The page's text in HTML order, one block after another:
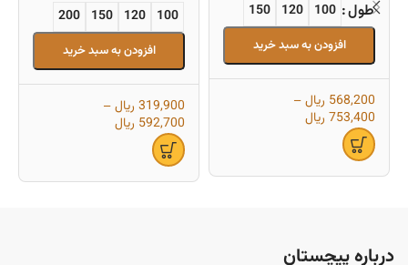
طول 100
120
150
افزودن به سبد خرید
568,200 ریال–
753,400 ریال
100
120
150
200
افزودن به سبد خرید
319,900 ریال–
592,700 ریال
درباره پیچستان